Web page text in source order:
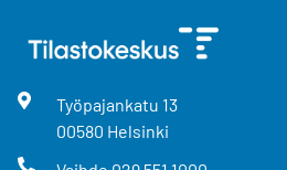
Työpajankatu 13
00580 Helsinki